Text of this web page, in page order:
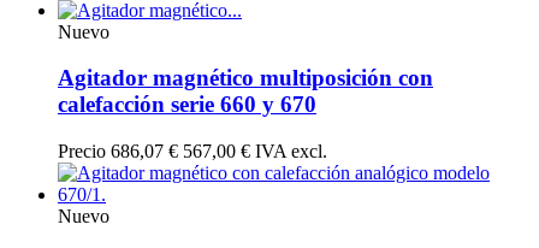
Nuevo
Agitador magnético multiposición con
calefacción serie 660 y 670
Precio 686,07 € 567,00 € IVA excl.
Nuevo